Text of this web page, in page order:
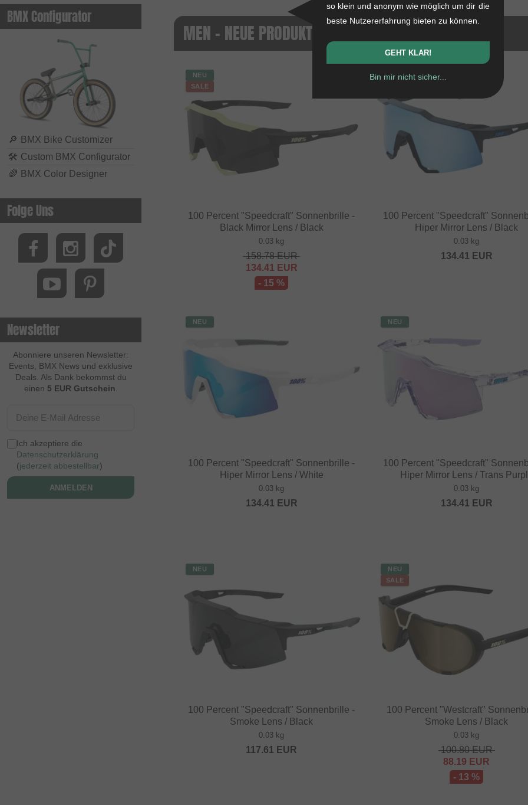
BMX Configurator
🔎 BMX Bike Customizer
🛠 Custom BMX Configurator
🌈 BMX Color Designer
Folge Uns
Newsletter
Abonniere unseren Newsletter:
Events, BMX News und exklusive
Deals. Als Dank bekommst du
einen 5 EUR Gutschein
Ich akzeptiere die
Datenschutzerklärung
(jederzeit abbestellbar)
ANMELDEN
MEN - NEUE PRODUKTE
NEU
SALE
100 Percent "Speedcraft" Sonnenbrille -
Black Mirror Lens / Black
0.03 kg
158.78EUR
134.41 EUR
- 15 %
NEU
100 Percent "Speedcraft"
Hiper Mirror Lens / Black
0.03 kg
134.41 EUR
NEU
100 Percent "Speedcraft" Sonnenbrille -
Hiper Mirror Lens / White
0.03 kg
134.41 EUR
NEU
100 Percent "Speedcraft"
Hiper Mirror Lens / Trans
0.03 kg
134.41 EUR
NEU
100 Percent "Speedcraft" Sonnenbrille -
Smoke Lens / Black
0.03 kg
117.61 EUR
NEU
SALE
100 Percent "Westcraft"
Smoke Lens / Black
0.03 kg
100.80EUR
88.19 EUR
- 13 %
so klein und anonym wie möglich um dir die
beste Nutzererfahrung bieten zu können.
GEHT KLAR!
Bin mir nicht sicher...